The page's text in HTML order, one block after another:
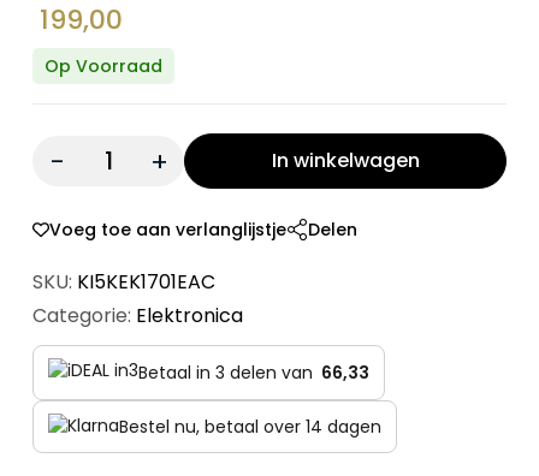
199,00
Op Voorraad
Quantity: In winkelwagen
Voeg toe aan verlanglijstje Delen
SKU: KI5KEK1701EAC
Categorie: Elektronica
Betaal in 3 delen van 66,33
Bestel nu, betaal over 14 dagen